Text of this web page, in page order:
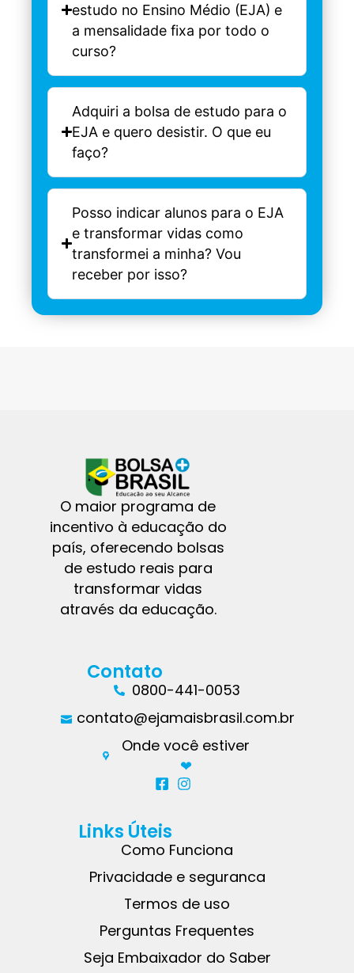
estudo no Ensino Médio (EJA) e
a mensalidade fixa por todo o
curso?
Adquiri a bolsa de estudo para o
EJA e quero desistir. O que eu
faço?
Posso indicar alunos para o EJA
e transformar vidas como
transformei a minha? Vou
receber por isso?
O maior programa de
incentivo à educação do
país, oferecendo bolsas
de estudo reais para
transformar vidas
através da educação.
Contato
0800-441-0053
contato@ejamaisbrasil.com.br
Onde você estiver
❤︎
Links Úteis
Como Funciona
Privacidade e seguranca
Termos de uso
Perguntas Frequentes
Seja Embaixador do Saber